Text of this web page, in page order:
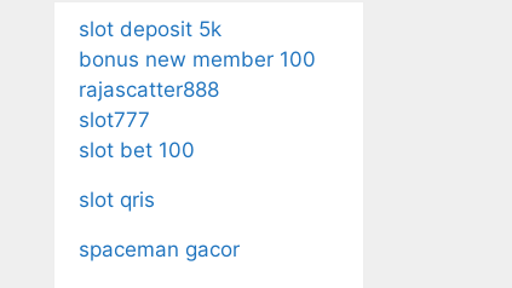
slot deposit 5k
bonus new member 100
rajascatter888
slot777
slot bet 100
slot qris
spaceman gacor